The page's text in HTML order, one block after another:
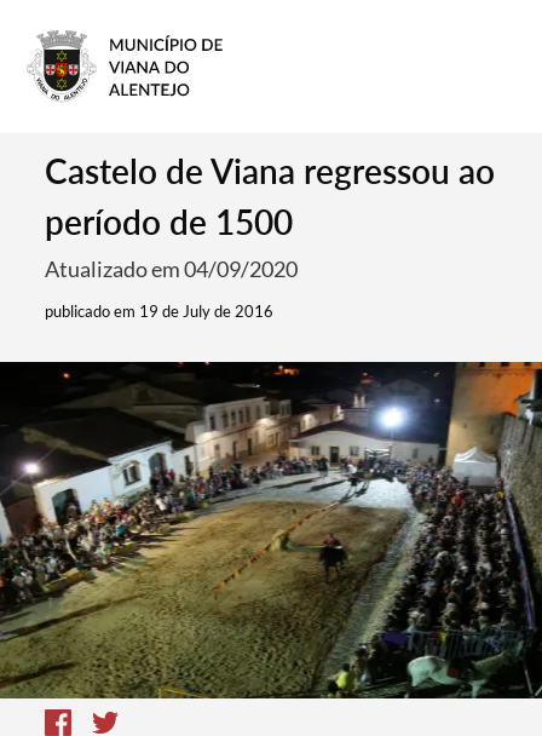
Castelo de Viana regressou ao
período de 1500
Atualizado em 04/09/2020
publicado em 19 de July de 2016